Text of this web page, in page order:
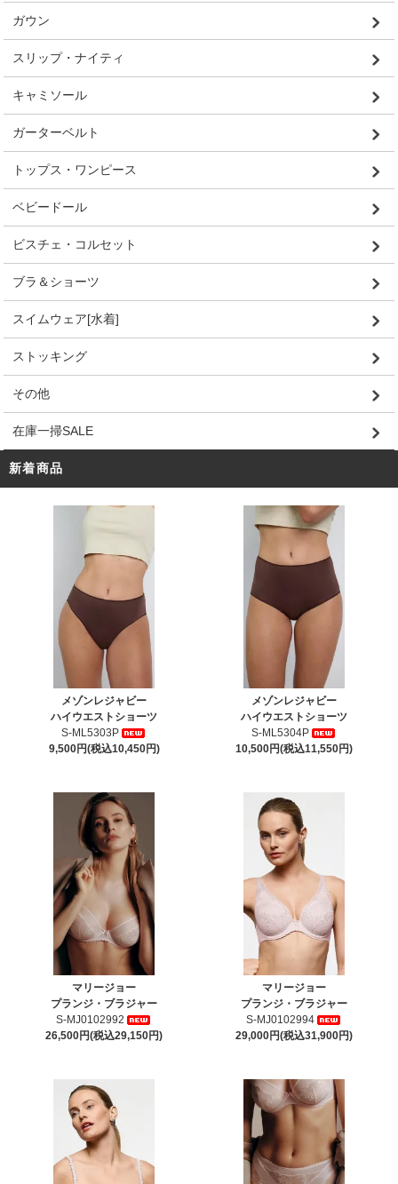
ガウン
スリップ・ナイティ
キャミソール
ガーターベルト
トップス・ワンピース
ベビードール
ビスチェ・コルセット
ブラ＆ショーツ
スイムウェア[水着]
ストッキング
その他
在庫一掃SALE
新着商品
メゾンレジャビー
ハイウエストショーツ
S-ML5303P
9,500円(税込10,450円)
メゾンレジャビー
ハイウエストショーツ
S-ML5304P
10,500円(税込11,550円)
マリージョー
プランジ・ブラジャー
S-MJ0102992
26,500円(税込29,150円)
マリージョー
プランジ・ブラジャー
S-MJ0102994
29,000円(税込31,900円)